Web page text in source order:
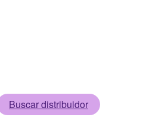
Buscar distribuidor